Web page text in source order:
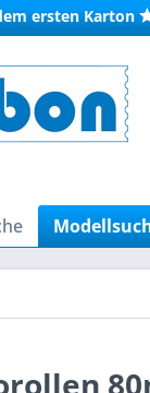
ersten Karton